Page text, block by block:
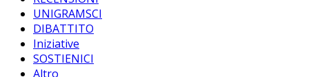
UNIGRAMSCI
DIBATTITO
Iniziative
SOSTIENICI
Altro